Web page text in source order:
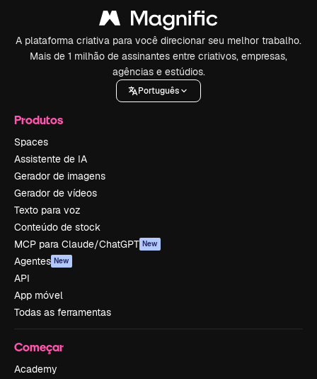
A plataforma criativa para você direcionar seu melhor trabalho.
Mais de 1 milhão de assinantes entre criativos, empresas,
agências e estúdios.
Português
Produtos
Spaces
Assistente de IA
Gerador de imagens
Gerador de vídeos
Texto para voz
Conteúdo de stock
MCP para Claude/ChatGPT New
Agentes New
API
App móvel
Todas as ferramentas
Começar
Academy